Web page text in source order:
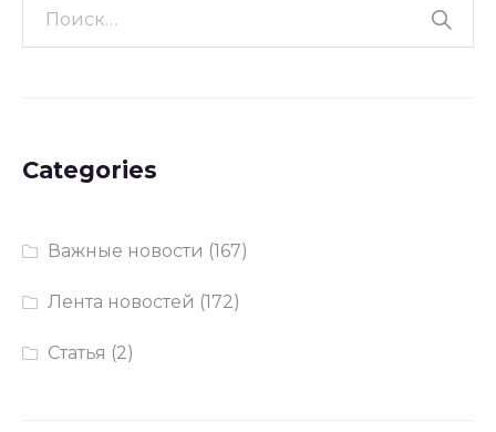
Categories
Важные новости (167)
Лента новостей (172)
Статья (2)